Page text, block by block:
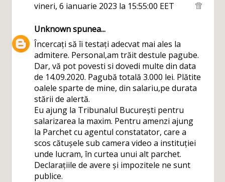
vineri, 6 ianuarie 2023 la 15:55:00 EET
Unknownspunea...
Încercați să îi testați adecvat mai ales la
admitere. Personal,am trăit destule pagube.
Dar, vă pot povesti si dovedi multe din data
de 14.09.2020. Pagubă totală 3.000 lei. Plătite
oalele sparte de mine, din salariu,pe durata
stării de alertă.
Eu ajung la Tribunalul București pentru
salarizarea la maxim. Pentru amenzi ajung
la Parchet cu agentul constatator, care a
scos cătușele sub camera video a instituției
unde lucram, în curtea unui alt parchet.
Declarațiile de avere și impozitele ne sunt
publice.